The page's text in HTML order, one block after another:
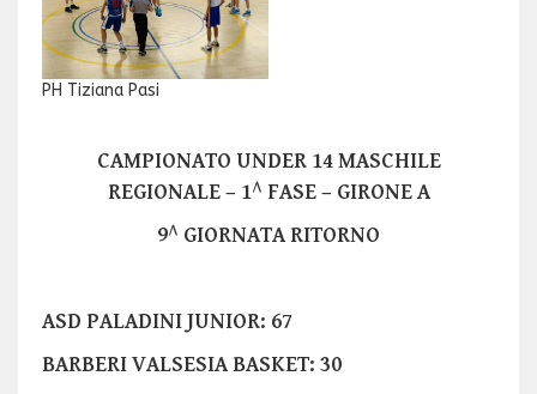
PH Tiziana Pasi
CAMPIONATO UNDER 14 MASCHILE
REGIONALE – 1^ FASE – GIRONE A
9^ GIORNATA RITORNO
ASD PALADINI JUNIOR: 67
BARBERI VALSESIA BASKET: 30